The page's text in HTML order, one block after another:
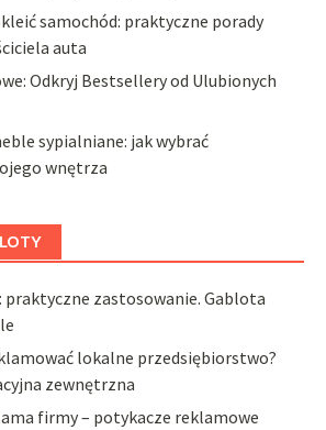
samochód: praktyczne porady
auta
Odkryj Bestsellery od Ulubionych
sypialniane: jak wybrać
wnętrza
praktyczne zastosowanie. Gablota
lokalne przedsiębiorstwo?
zewnętrzna
firmy – potykacze reklamowe